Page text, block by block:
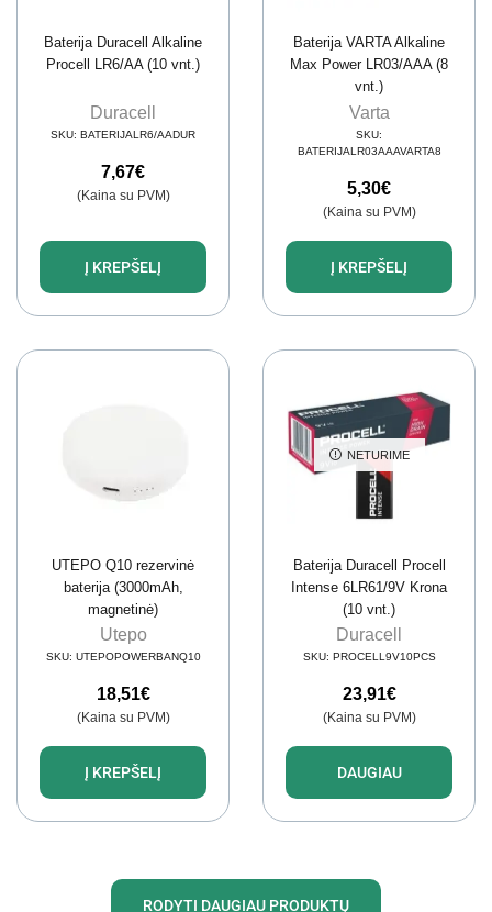
Baterija Duracell Alkaline
Procell LR6/AA (10 vnt.)
Duracell
SKU: BATERIJALR6/AADUR
7,67€
(Kaina su PVM)
Į KREPŠELĮ
Baterija VARTA Alkaline
Max Power LR03/AAA (8
vnt.)
Varta
SKU:
BATERIJALR03AAAVARTA8
5,30€
(Kaina su PVM)
Į KREPŠELĮ
UTEPO Q10 rezervinė
baterija (3000mAh,
magnetinė)
Utepo
SKU: UTEPOPOWERBANQ10
18,51€
(Kaina su PVM)
Į KREPŠELĮ
NETURIME
Baterija Duracell Procell
Intense 6LR61/9V Krona
(10 vnt.)
Duracell
SKU: PROCELL9V10PCS
23,91€
(Kaina su PVM)
DAUGIAU
RODYTI DAUGIAU PRODUKTŲ